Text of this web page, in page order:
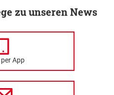
zu unseren News
App